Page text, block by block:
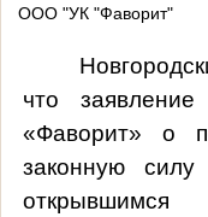
ООО "УК "Фаворит"
что
«Фаворит» о
законную